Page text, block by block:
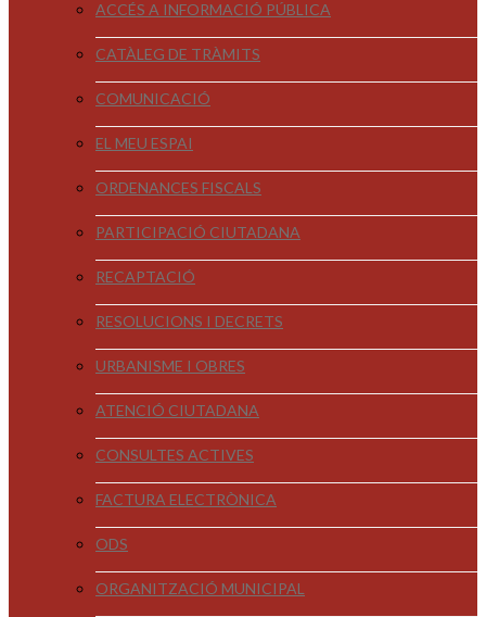
ACCÉS A INFORMACIÓ PÚBLICA
CATÀLEG DE TRÀMITS
COMUNICACIÓ
EL MEU ESPAI
ORDENANCES FISCALS
PARTICIPACIÓ CIUTADANA
RECAPTACIÓ
RESOLUCIONS I DECRETS
URBANISME I OBRES
ATENCIÓ CIUTADANA
CONSULTES ACTIVES
FACTURA ELECTRÒNICA
ODS
ORGANITZACIÓ MUNICIPAL